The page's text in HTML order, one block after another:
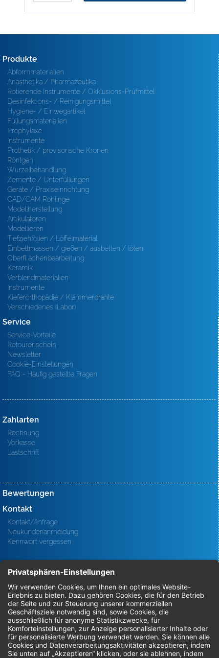
Produkte
Abformmaterialien
Anästhetika / Pharmazeutika
Rotierende Instrumente / Okklusions-Prüfmittel
Desinfektions- / Reinigungsmittel
Hygiene- / Einwegartikel
Füllungsmaterialien
Prophylaxe
Instrumente
Prothetik / provisorische Kronen
Röntgen
Wurzelbehandlung
Zemente / Unterfüllungen
Geräte / Praxiseinrichtung
CAD/CAM Rohlinge
Modellherstellung
Artikulatoren
Modellieren
Tiefziehfolien / Löffelmaterial
Einbettmassen / gießen / ausbetten / löten
Oberfl ächenbearbeitung
Keramik
Verblendmaterialien
Instrumente
Kieferorthopädie / Klammerdrähte
Verschiedenes (Labor)
Service
Service-Vorteile
Retourenschein
Newsletter
Cookie-Einstellungen
FAQ - Häufig gestellte Fragen
Zahlarten
Rechnung
Vorkasse
Lastschrift
Bewertungen
Kontakt
Kontakt/Anfrage
Neukundenanmeldung
Kennwort vergessen
Bestellungen
Sendung verfolgen